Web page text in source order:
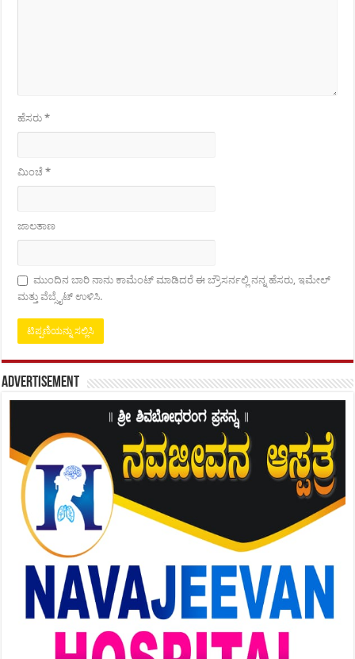
ಹೆಸರು*
ಮಿಂಚೆ*
ಜಾಲತಾಣ
ಮುಂದಿನ ಬಾರಿ ನಾನು ಕಾಮೆಂಟ್ ಮಾಡಿದರೆ ಈ ಬ್ರೌಸರ್ನಲ್ಲಿ ನನ್ನ ಹೆಸರು, ಇಮೇಲ್
ಮತ್ತು ವೆಬ್ಸೈಟ್ ಉಳಿಸಿ.
Advertisement